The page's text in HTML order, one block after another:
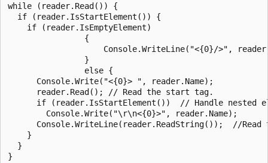
while (reader.Read()) {
  if (reader.IsStartElement()) {
    if (reader.IsEmptyElement)
                {
Console.WriteLine("<{0}/>",
                }
                else {
      Console.Write("<{0}> ", reader.Name);
      reader.Read(); // Read the start tag.
if (reader.IsStartElement())  // Handle nested
        Console.Write("\r\n<{0}>", reader.Name);
Console.WriteLine(reader.ReadString());  //Read
    }
  }